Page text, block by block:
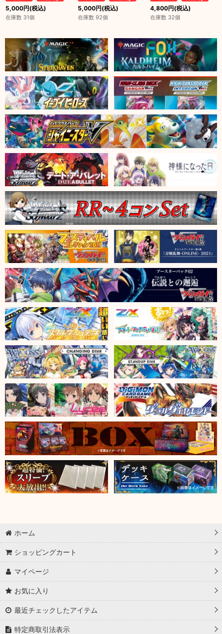
5,000円(税込)
在庫数 31個
5,000円(税込)
在庫数 92個
4,800円(税込)
在庫数 32個
ホーム
ショッピングカート
マイページ
お気に入り
最近チェックしたアイテム
特定商取引法表示